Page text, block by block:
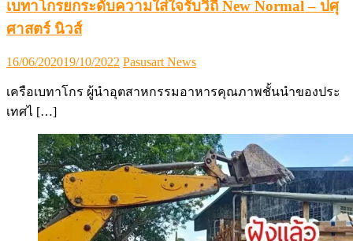
เบทาโกรยกระดับความใส่ใจรับวิถี New Normal – ปศุ
ศาสตร์ นิวส์
Posted
16/06/202019/10/2022 Author
Pasusart News
เครือเบทาโกร ผู้นำอุตสาหกรรมอาหารคุณภาพชั้นนำของประ
เทศไ […]